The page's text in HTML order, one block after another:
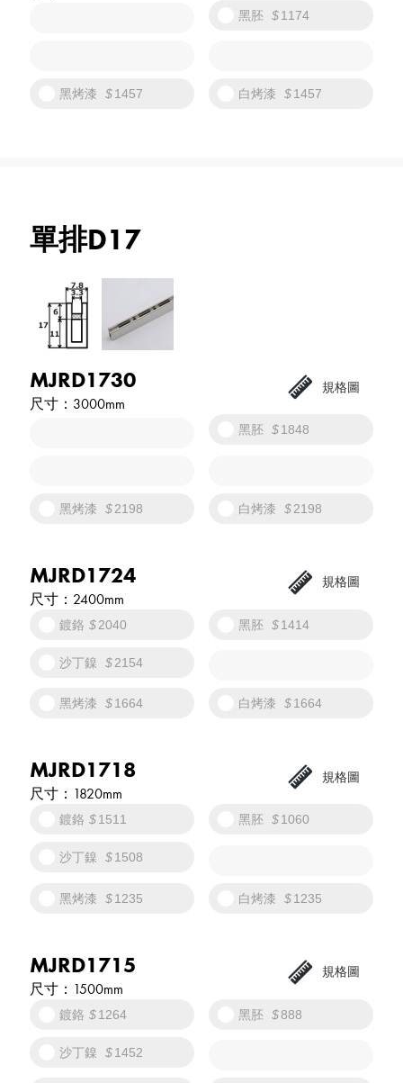
黑胚 1174
黑烤漆 1457 白烤漆 1457
單排D17
MJRD1730
3000mm
黑胚 1848
黑烤漆 2198 白烤漆 2198
MJRD1724
2400mm
鍍鉻 2040 黑胚 1414
沙丁鎳 2154
黑烤漆 1664 白烤漆 1664
MJRD1718
1820mm
鍍鉻 1511 黑胚 1060
沙丁鎳 1508
黑烤漆 1235 白烤漆 1235
MJRD1715
1500mm
鍍鉻 1264 黑胚 888
沙丁鎳 1452